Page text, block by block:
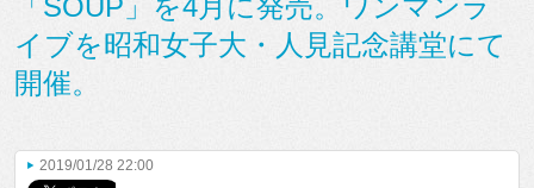
「SOUP」を4月に発売。ワンマンラ
イブを昭和女子大・人見記念講堂にて
開催。
2019/01/28 22:00